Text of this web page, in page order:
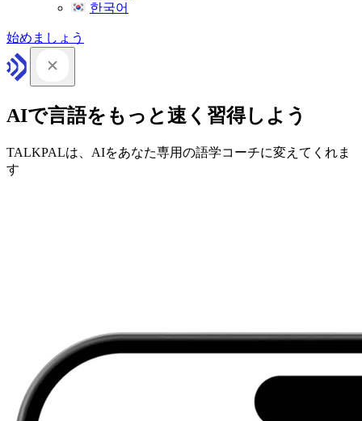
한국어
始めましょう
AIで言語をもっと速く習得しよう
TALKPALは、AIをあなた専用の語学コーチに変えてくれま
す